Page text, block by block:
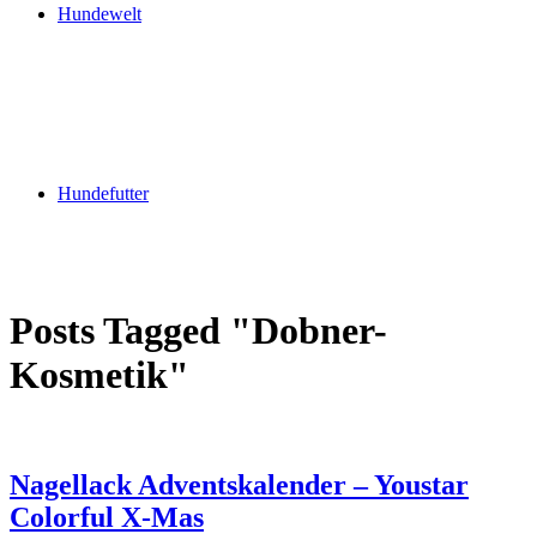
Hundewelt
Hundefutter
Posts Tagged "Dobner-
Kosmetik"
Nagellack Adventskalender – Youstar
Colorful X-Mas